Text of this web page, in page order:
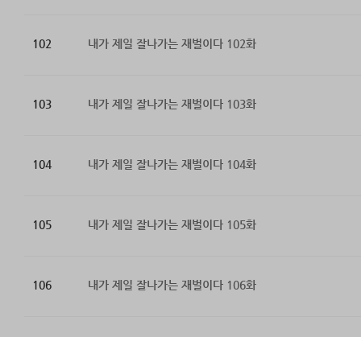
102 내가 제일 잘나가는 재벌이다 102화
103 내가 제일 잘나가는 재벌이다 103화
104 내가 제일 잘나가는 재벌이다 104화
105 내가 제일 잘나가는 재벌이다 105화
106 내가 제일 잘나가는 재벌이다 106화